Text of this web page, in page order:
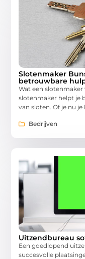
Slotenmaker
betrouwbare
Wat een
slotenmaker helpt je
van sloten. Of je nu je
Bedrijven
Uitzendbureau
Een goedlopend
succesvolle